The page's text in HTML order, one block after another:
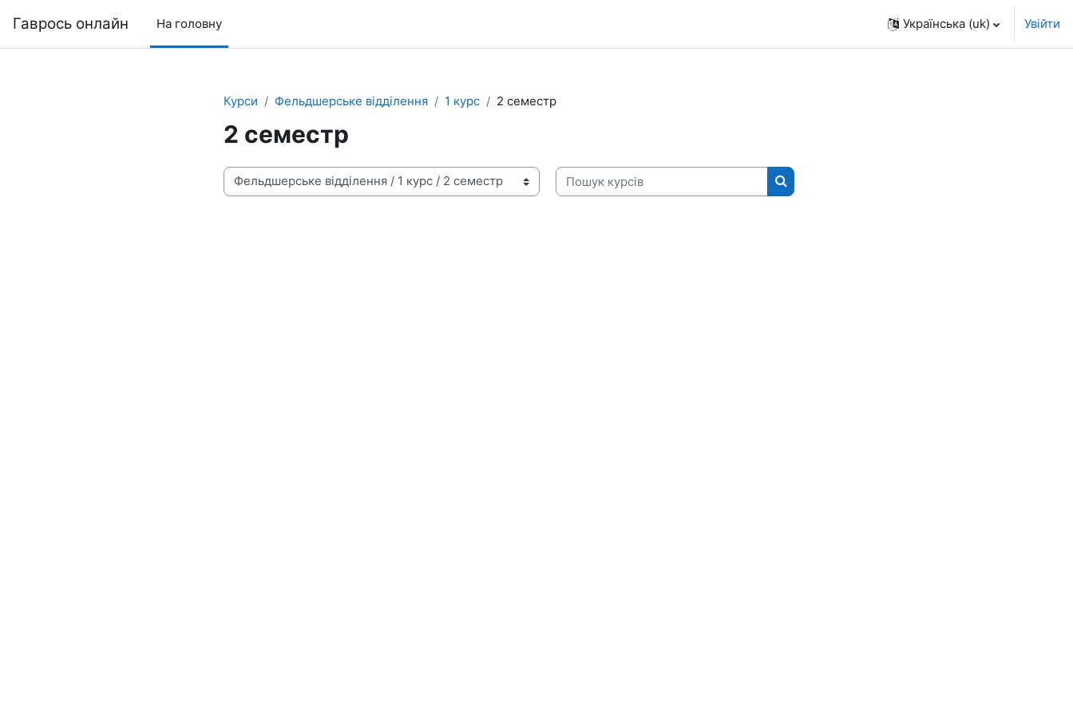
Гаврось онлайн На головну Українська ‎(uk)‎ Увійти
Курси Фельдшерське відділення 1 курс 2 семестр
2 семестр
Категорії курсів
Пошук курсів
Пошук курсів